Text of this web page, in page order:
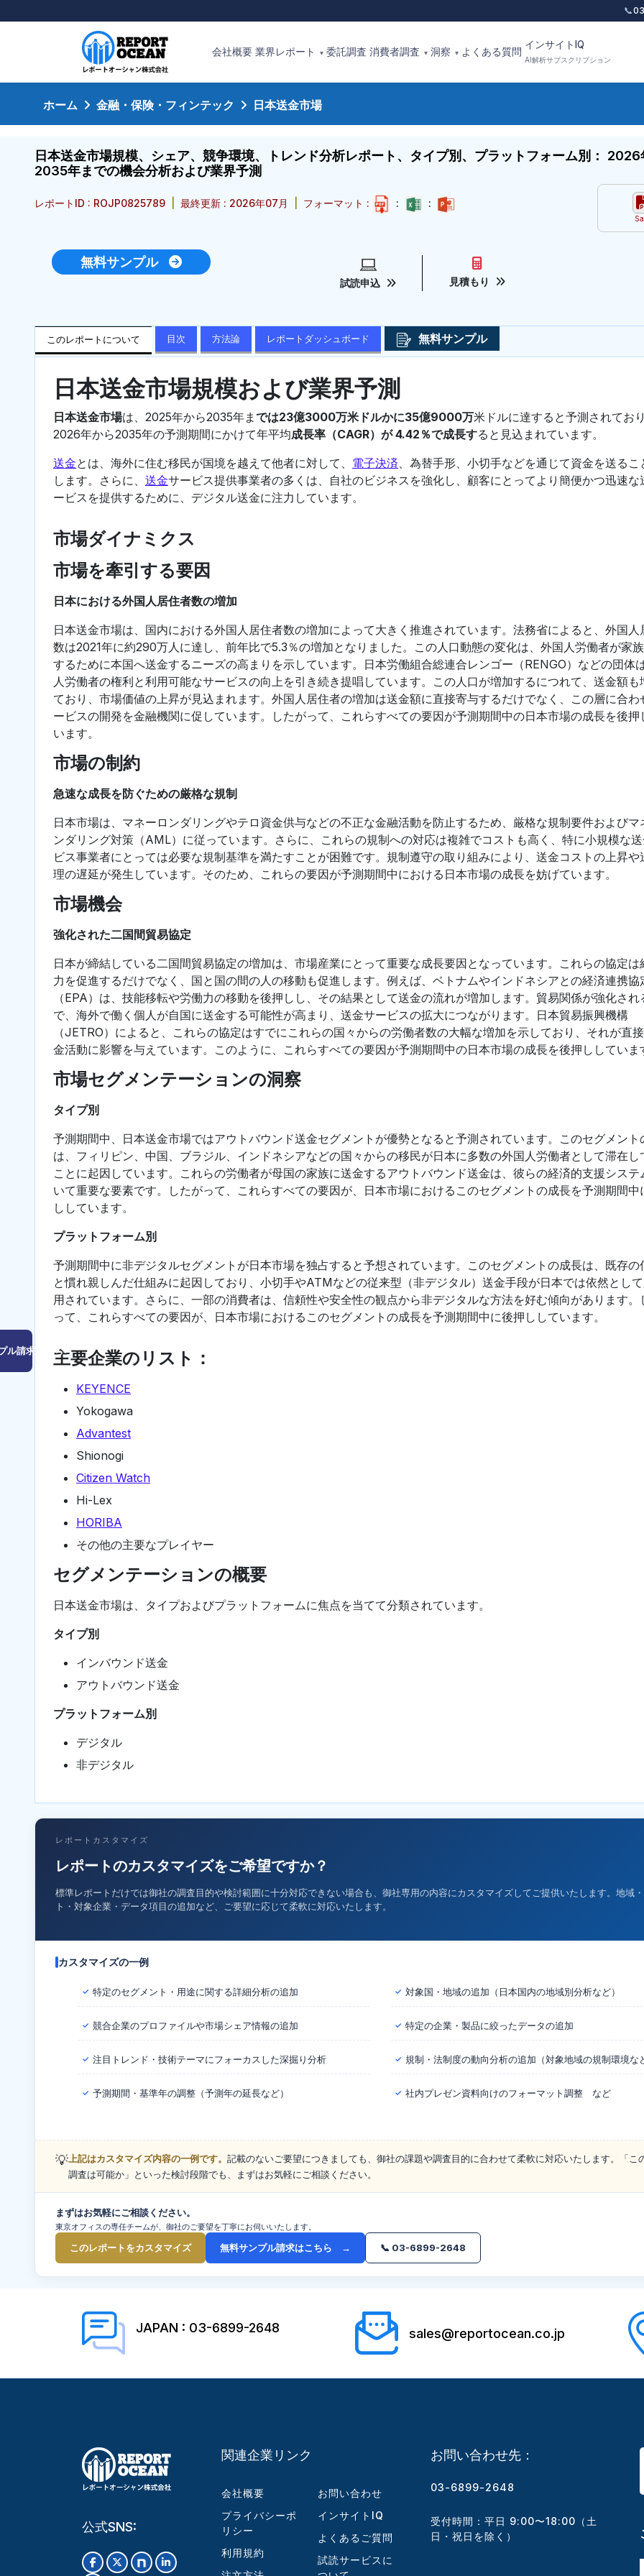
📞
会社概要 業界レポート ▾ 委託調査 消費者調査 ▾ 洞察 ▾ よくある質問
インサイトIQ
AI解析サブスクリプション
ホーム 金融・保険・フィンテック 日本送金市場
ル請求はこちら
日本送金市場規模、シェア、競争環境、トレンド分析レポート、タイプ別、プラットフォーム別： 2026
2035年までの機会分析および業界予測
レポートID : ROJP0825789 最終更新 : 2026年07月 フォーマット : : :
無料サンプル
試読申込 見積もり
このレポートについて 目次 方法論 レポートダッシュボード 無料サンプル
日本送金市場規模および業界予測
日本送金市場は、2025年から2035年ま では23億3000万米ドルかに35億9000万米ドルに達すると予測されてお
2026年から2035年の予測期間にかけて年平均成長率（CAGR）が 4.42％で成長すると見込まれています。
送金とは、海外に住む移民が国境を越えて他者に対して、 電子決済 、為替手形、小切手などを通じて資金を送るこ
します。さらに、 送金サービス提供事業者の多くは、自社のビジネスを強化し、顧客にとってより簡便かつ迅速な
ービスを提供するために、デジタル送金に注力しています。
市場ダイナミクス
市場を牽引する要因
日本における外国人居住者数の増加
日本送金市場は、国内における外国人居住者数の増加によって大きく推進されています。法務省によると、外国人
数は2021年に約290万人に達し、前年比で5.3％の増加となりました。この人口動態の変化は、外国人労働者が家
するために本国へ送金するニーズの高まりを示しています。日本労働組合総連合レンゴー（RENGO）などの団体
人労働者の権利と利用可能なサービスの向上を引き続き提唱しています。この人口が増加するにつれて、送金額も
ており、市場価値の上昇が見込まれます。外国人居住者の増加は送金額に直接寄与するだけでなく、この層に合わ
ービスの開発を金融機関に促しています。したがって、これらすべての要因が予測期間中の日本市場の成長を後押
います。
市場の制約
急速な成長を防ぐための厳格な規制
日本市場は、マネーロンダリングやテロ資金供与などの不正な金融活動を防止するため、厳格な規制要件およびマ
ンダリング対策（AML）に従っています。さらに、これらの規制への対応は複雑でコストも高く、特に小規模な
ビス事業者にとっては必要な規制基準を満たすことが困難です。規制遵守の取り組みにより、送金コストの上昇や
理の遅延が発生しています。そのため、これらの要因が予測期間中における日本市場の成長を妨げています。
市場機会
強化された二国間貿易協定
日本が締結している二国間貿易協定の増加は、市場産業にとって重要な成長要因となっています。これらの協定は
力を促進するだけでなく、国と国の間の人の移動も促進します。例えば、ベトナムやインドネシアとの経済連携協
（EPA）は、技能移転や労働力の移動を後押しし、その結果として送金の流れが増加します。貿易関係が強化され
で、海外で働く個人が自国に送金する可能性が高まり、送金サービスの拡大につながります。日本貿易振興機構
（JETRO）によると、これらの協定はすでにこれらの国々からの労働者数の大幅な増加を示しており、それが直
金活動に影響を与えています。このように、これらすべての要因が予測期間中の日本市場の成長を後押ししていま
市場セグメンテーションの洞察
タイプ別
予測期間中、日本送金市場ではアウトバウンド送金セグメントが優勢となると予測されています。このセグメント
は、フィリピン、中国、ブラジル、インドネシアなどの国々からの移民が日本に多数の外国人労働者として滞在し
ことに起因しています。これらの労働者が母国の家族に送金するアウトバウンド送金は、彼らの経済的支援システ
いて重要な要素です。したがって、これらすべての要因が、日本市場におけるこのセグメントの成長を予測期間中
ししています。
プラットフォーム別
予測期間中に非デジタルセグメントが日本市場を独占すると予想されています。このセグメントの成長は、既存の
と慣れ親しんだ仕組みに起因しており、小切手やATMなどの従来型（非デジタル）送金手段が日本では依然とし
用されています。さらに、一部の消費者は、信頼性や安全性の観点から非デジタルな方法を好む傾向があります。
って、これらすべての要因が、日本市場におけるこのセグメントの成長を予測期間中に後押ししています。
主要企業のリスト：
KEYENCE
Yokogawa
Advantest
Shionogi
Citizen Watch
Hi-Lex
HORIBA
その他の主要なプレイヤー
セグメンテーションの概要
日本送金市場は、タイプおよびプラットフォームに焦点を当てて分類されています。
タイプ別
インバウンド送金
アウトバウンド送金
プラットフォーム別
デジタル
非デジタル
レポートカスタマイズ
レポートのカスタマイズをご希望ですか？
標準レポートだけでは御社の調査目的や検討範囲に十分対応できない場合も、御社専用の内容にカスタマイズしてご提供いたします。地域
ト・対象企業・データ項目の追加など、ご要望に応じて柔軟に対応いたします。
カスタマイズの一例
✓ 特定のセグメント・用途に関する詳細分析の追加 ✓ 対象国・地域の追加（日本国内の地域別分析など）
✓ 競合企業のプロファイルや市場シェア情報の追加 ✓ 特定の企業・製品に絞ったデータの追加
✓ 注目トレンド・技術テーマにフォーカスした深掘り分析 ✓ 規制・法制度の動向分析の追加（対象地域の規制環境な
✓ 予測期間・基準年の調整（予測年の延長など） ✓ 社内プレゼン資料向けのフォーマット調整 など
💡 上記はカスタマイズ内容の一例です。 記載のないご要望につきましても、御社の課題や調査目的に合わせて柔軟に対応いたします。「こ
調査は可能か」といった検討段階でも、まずはお気軽にご相談ください。
まずはお気軽にご相談ください。
東京オフィスの専任チームが、御社のご要望を丁寧にお伺いいたします。
このレポートをカスタマイズ 無料サンプル請求はこちら → 📞 03-6899-2648
JAPAN : 03-6899-2648 sales@reportocean.co.jp
公式SNS:
関連企業リンク
会社概要
プライバシーポ
リシー
利用規約
お問い合わせ
インサイトIQ
よくあるご質問
試読サービスに
お問い合わせ先：
03-6899-2648
受付時間：平日 9:00〜18:00（土
日・祝日を除く）